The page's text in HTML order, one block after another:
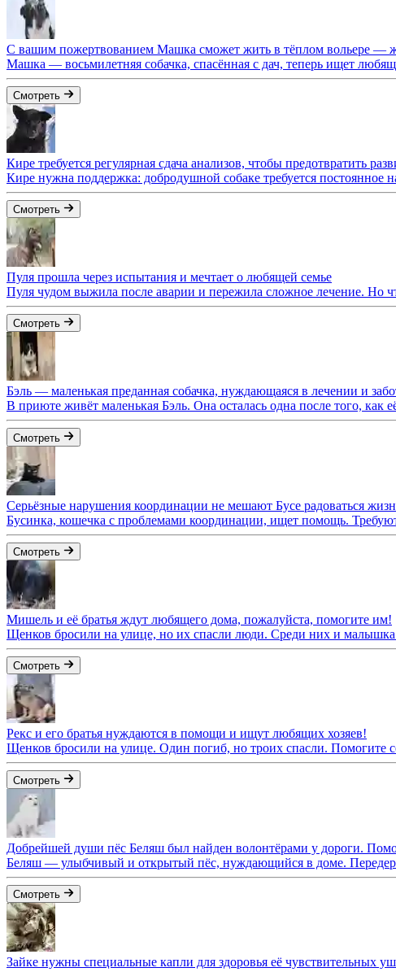
С вашим пожертвованием Машка сможет жить в тёплом вольере —
Машка — восьмилетняя собачка, спасённая с дач, теперь ищет
Смотреть
Кире требуется регулярная сдача анализов, чтобы предотвратить
Кире нужна поддержка: добродушной собаке требуется постоянное
Смотреть
Пуля прошла через испытания и мечтает о любящей семье
Пуля чудом выжила после аварии и пережила сложное лечение. Но
Смотреть
Бэль — маленькая преданная собачка, нуждающаяся в лечении и
В приюте живёт маленькая Бэль. Она осталась одна после того,
Смотреть
Серьёзные нарушения координации не мешают Бусе радоваться
Бусинка, кошечка с проблемами координации, ищет помощь.
Смотреть
Мишель и её братья ждут любящего дома, пожалуйста, помогите им!
Щенков бросили на улице, но их спасли люди. Среди них и
Смотреть
Рекс и его братья нуждаются в помощи и ищут любящих хозяев!
Щенков бросили на улице. Один погиб, но троих спасли. Помогите
Смотреть
Добрейшей души пёс Беляш был найден волонтёрами у дороги.
Беляш — улыбчивый и открытый пёс, нуждающийся в доме.
Смотреть
Зайке нужны специальные капли для здоровья её чувствительных